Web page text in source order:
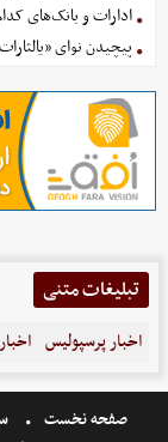
ادارات و بانک‌های کدام استان‌ها
پیچیدن نوای
تبلیغات متنی
اخبار پرسپولیس
صفحه نخست